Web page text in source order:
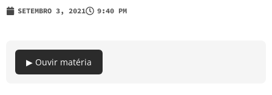
SETEMBRO 3, 2021 9:40 PM
▶ Ouvir matéria